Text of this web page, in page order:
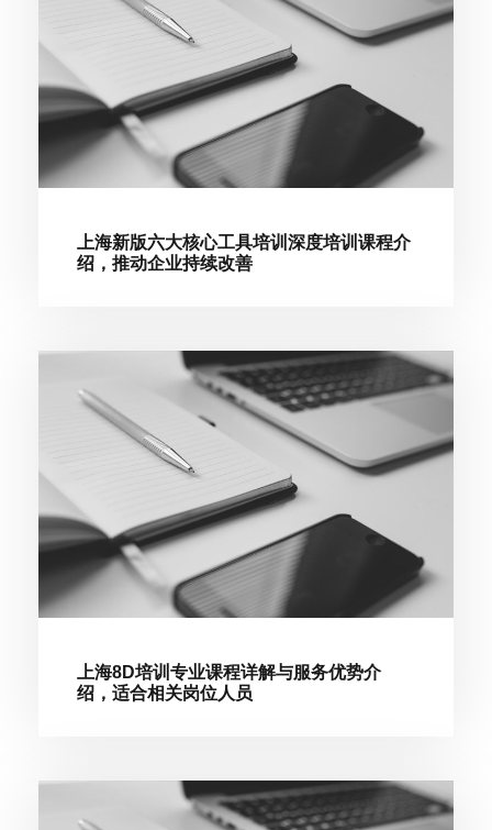
上海新版六大核心工具培训深度培训课程介
绍，推动企业持续改善
上海8D培训专业课程详解与服务优势介
绍，适合相关岗位人员